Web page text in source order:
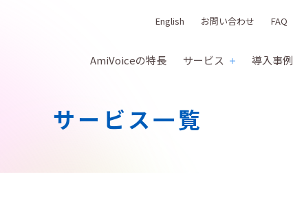
AmiVoiceの特長 サービス 導入事例
English お問い合わせ FAQ
サービス一覧